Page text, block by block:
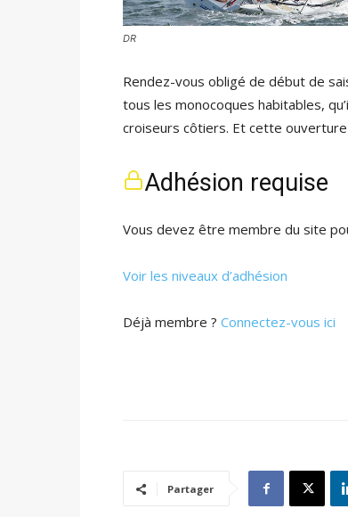
DR
Rendez-vous obligé de début de
tous les monocoques habitables,
croiseurs côtiers. Et cette ouverture
Adhésion requise
Vous devez être membre du site
Voir les niveaux d’adhésion
Déjà membre ? Connectez-vous ici
Partager